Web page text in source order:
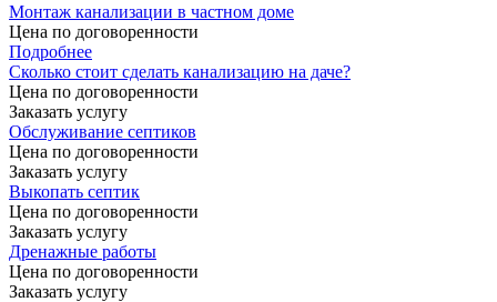
Монтаж канализации в частном доме
Цена по договоренности
Подробнее
Сколько стоит сделать канализацию на даче?
Цена по договоренности
Заказать услугу
Обслуживание септиков
Цена по договоренности
Заказать услугу
Выкопать септик
Цена по договоренности
Заказать услугу
Дренажные работы
Цена по договоренности
Заказать услугу